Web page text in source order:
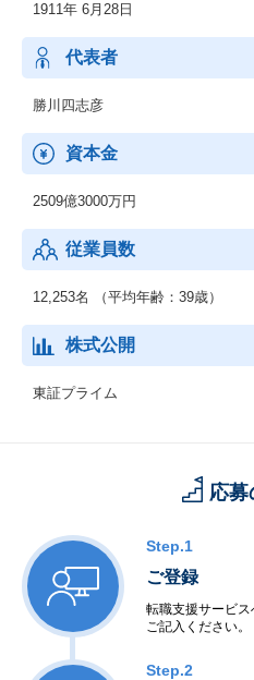
／新鉄源ビジネス、液晶用ターゲ
ど
1911年 6月28日
代表者
勝川四志彦
資本金
2509億3000万円
従業員数
12,253名 （平均年齢：39歳）
株式公開
東証プライム
応募
Step.1
ご登録
転職支援サービ
ご記入ください。
Step.2